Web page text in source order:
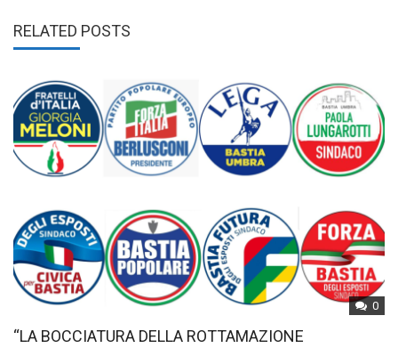
RELATED POSTS
0
“LA BOCCIATURA DELLA ROTTAMAZIONE